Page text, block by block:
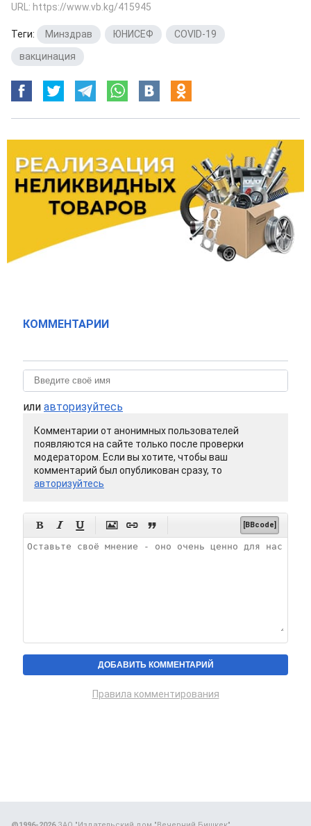
URL: https://www.vb.kg/415945
Теги: Минздрав ЮНИСЕФ COVID-19
вакцинация
КОММЕНТАРИИ
или авторизуйтесь
Комментарии от анонимных пользователей
появляются на сайте только после проверки
модератором. Если вы хотите, чтобы ваш
комментарий был опубликован сразу, то
авторизуйтесь
      [BBcode]
Правила комментирования